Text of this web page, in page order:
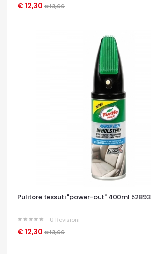
€ 12,30 € 13,66
OCCHIATA VELOCE
Pulitore tessuti "power-out" 400ml 52893
0 Revisioni
€ 12,30 € 13,66
OCCHIATA VELOCE